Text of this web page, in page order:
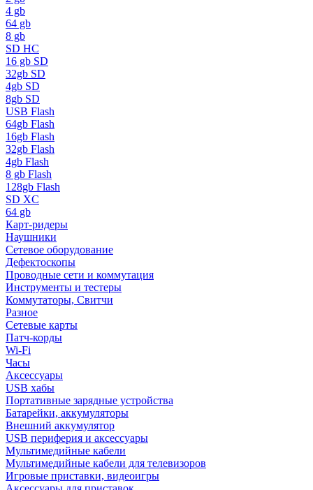
4 gb
64 gb
8 gb
SD HC
16 gb SD
32gb SD
4gb SD
8gb SD
USB Flash
64gb Flash
16gb Flash
32gb Flash
4gb Flash
8 gb Flash
128gb Flash
SD XC
64 gb
Карт-ридеры
Наушники
Сетевое оборудование
Дефектоскопы
Проводные сети и коммутация
Инструменты и тестеры
Коммутаторы, Свитчи
Разное
Сетевые карты
Патч-корды
Wi-Fi
Часы
Аксессуары
USB хабы
Портативные зарядные устройства
Батарейки, аккумуляторы
Внешний аккумулятор
USB периферия и аксессуары
Мультимедийные кабели
Мультимедийные кабели для телевизоров
Игровые приставки, видеоигры